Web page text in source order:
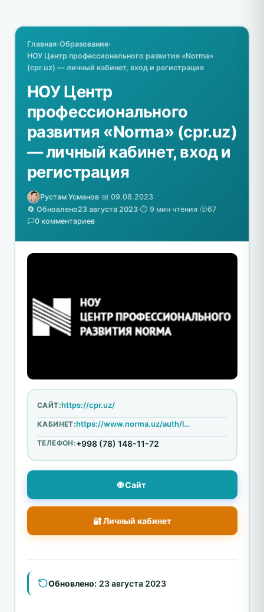
Главная›Образование›
НОУ Центр профессионального развития «Norma»
(cpr.uz) — личный кабинет, вход и регистрация
НОУ Центр
профессионального
развития «Norma» (cpr.uz)
— личный кабинет, вход и
регистрация
Рустам Усманов·📅 09.08.2023
🔄 Обновлено23 августа 2023·⏱️ 9 мин чтения· 67·
0 комментариев
САЙТ:https://cpr.uz/
КАБИНЕТ: https://www.norma.uz/auth/login
ТЕЛЕФОН:+998 (78) 148-11-72
🌐 Сайт
🔐 Личный кабинет
Обновлено: 23 августа 2023